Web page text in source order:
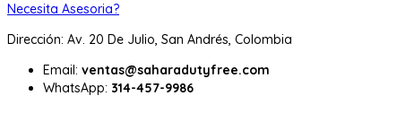
Necesita Asesoria?
Dirección: Av. 20 De Julio, San Andrés, Colombia
Email: ventas@saharadutyfree.com
WhatsApp: 314-457-9986